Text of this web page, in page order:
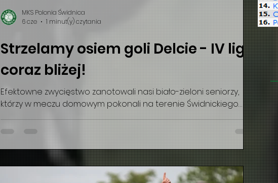
Strzelamy osiem goli Delcie - IV liga
coraz bliżej!
Efektowne zwycięstwo zanotowali nasi biało-zieloni seniorzy,
którzy w meczu domowym pokonali na terenie Świdnickiego
bramkowym podzielili się: Miłosz Taranek (2), Michał Dryja (2),
Hubert Lipiński, Dominik Misztal, Mateusz Mojka i Kacper Jędras. Na
kolejkę przed końcem mamy wciąż punkt przewagi nad
goniącą nas Bielawianką Bielawa. W sobotę, 13 czerwca szansa
na postawienie kropki nad "i". Nasi piłkarze zagrają na wyjeź
MKS Polonia Świdnica
6 cze
1 minut(y) czytania